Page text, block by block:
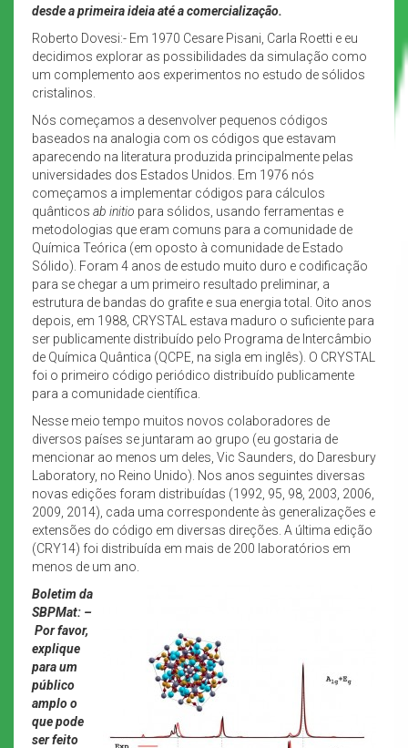
desde a primeira ideia até a comercialização.
Roberto Dovesi:- Em 1970 Cesare Pisani, Carla Roetti e eu
decidimos explorar as possibilidades da simulação como
um complemento aos experimentos no estudo de sólidos
cristalinos.
Nós começamos a desenvolver pequenos códigos
baseados na analogia com os códigos que estavam
aparecendo na literatura produzida principalmente pelas
universidades dos Estados Unidos. Em 1976 nós
começamos a implementar códigos para cálculos
quânticos ab initio para sólidos, usando ferramentas e
metodologias que eram comuns para a comunidade de
Química Teórica (em oposto à comunidade de Estado
Sólido). Foram 4 anos de estudo muito duro e codificação
para se chegar a um primeiro resultado preliminar, a
estrutura de bandas do grafite e sua energia total. Oito anos
depois, em 1988, CRYSTAL estava maduro o suficiente para
ser publicamente distribuído pelo Programa de Intercâmbio
de Química Quântica (QCPE, na sigla em inglês). O CRYSTAL
foi o primeiro código periódico distribuído publicamente
para a comunidade científica.
Nesse meio tempo muitos novos colaboradores de
diversos países se juntaram ao grupo (eu gostaria de
mencionar ao menos um deles, Vic Saunders, do Daresbury
Laboratory, no Reino Unido). Nos anos seguintes diversas
novas edições foram distribuídas (1992, 95, 98, 2003, 2006,
2009, 2014), cada uma correspondente às generalizações e
extensões do código em diversas direções. A última edição
(CRY14) foi distribuída em mais de 200 laboratórios em
menos de um ano.
Boletim da
SBPMat: –
Por favor,
explique
para um
público
amplo o
que pode
ser feito